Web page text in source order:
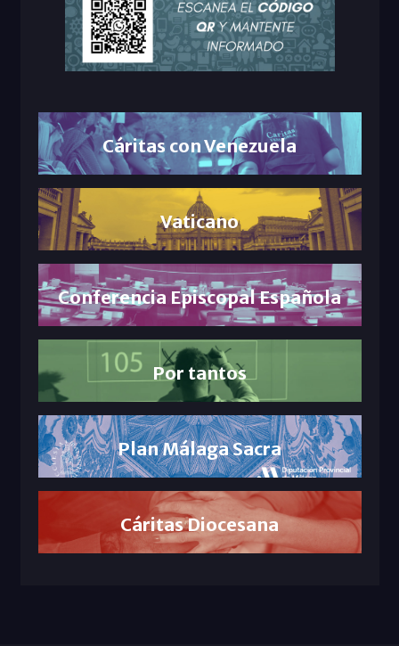
Cáritas con Venezuela
Vaticano
Conferencia Episcopal Española
Por tantos
Plan Málaga Sacra
Cáritas Diocesana